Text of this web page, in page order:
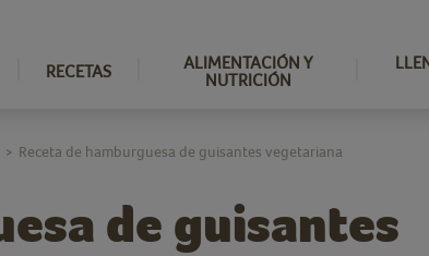
RECETAS
ALIMENTACIÓN Y
NUTRICIÓN
de guisantes
> Receta de hamburguesa de guisantes vegetariana